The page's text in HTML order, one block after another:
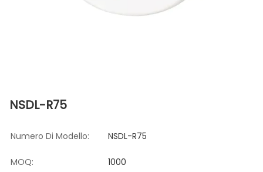
NSDL-R75
Numero Di Modello: NSDL-R75
MOQ: 1000